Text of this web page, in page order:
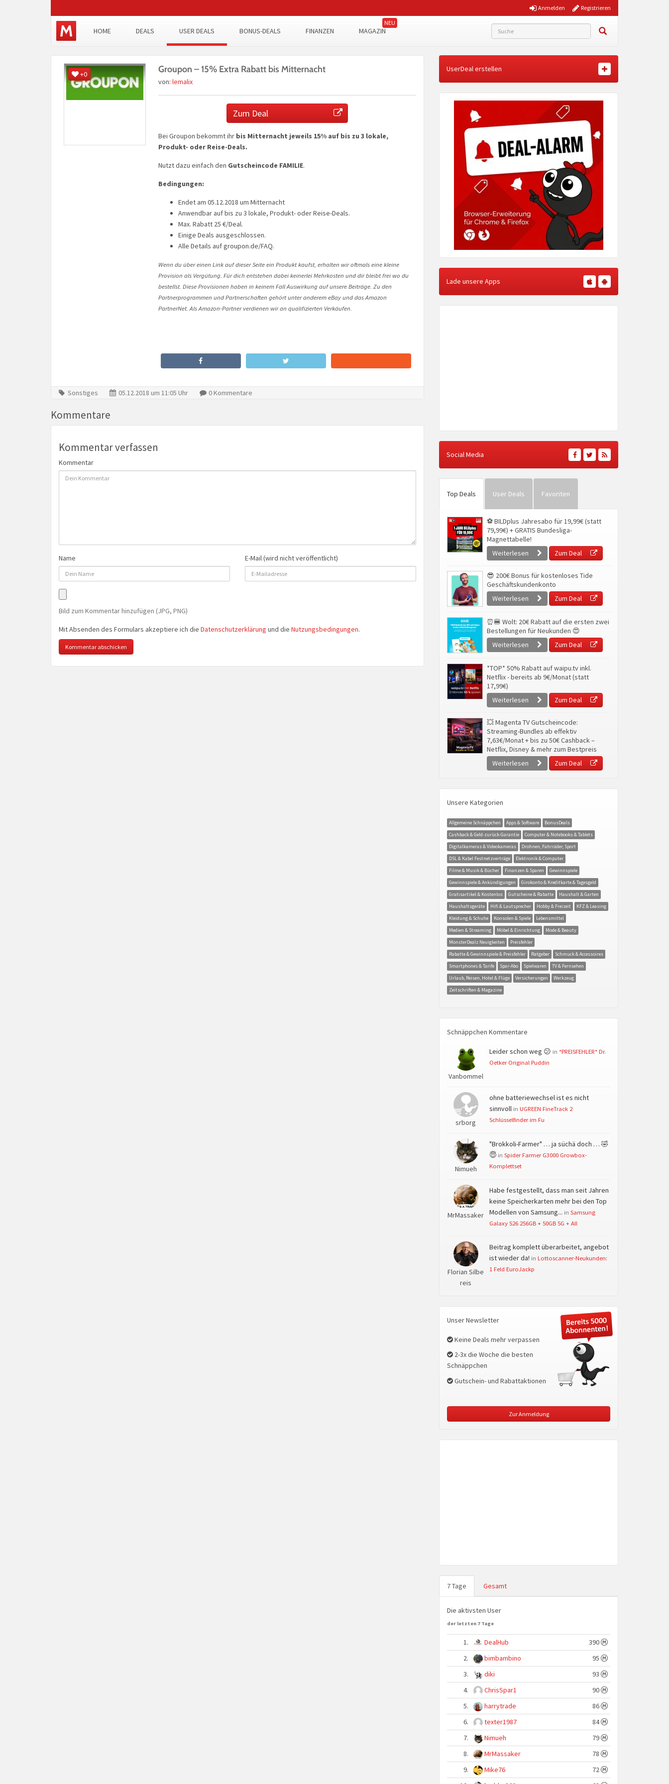
Registrieren
Anmelden
HOME DEALS USER DEALS BONUS-DEALS FINANZEN MAGAZIN
+0 Groupon – 15% Extra Rabatt bis Mitternacht
von: lemalix
Zum Deal
Bei Groupon bekommt ihr bis Mitternacht jeweils 15% auf bis zu 3 lokale,
Produkt- oder Reise-Deals.
Nutzt dazu einfach den Gutscheincode FAMILIE.
Bedingungen:
Endet am 05.12.2018 um Mitternacht
Anwendbar auf bis zu 3 lokale, Produkt- oder Reise-Deals.
Max. Rabatt 25 €/Deal.
Einige Deals ausgeschlossen.
Alle Details auf groupon.de/FAQ.
Wenn du über einen Link auf dieser Seite ein Produkt kaufst, erhalten wir oftmals eine kleine
Provision als Vergütung. Für dich entstehen dabei keinerlei Mehrkosten und dir bleibt frei wo du
bestellst. Diese Provisionen haben in keinem Fall Auswirkung auf unsere Beiträge. Zu den
Partnerprogrammen und Partnerschaften gehört unter anderem eBay und das Amazon
PartnerNet. Als Amazon-Partner verdienen wir an qualifizierten Verkäufen.
Sonstiges 05.12.2018 um 11:05 Uhr 0 Kommentare
Kommentare
Kommentar verfassen
Kommentar
Name E-Mail (wird nicht veröffentlicht)
Bild zum Kommentar hinzufügen (JPG, PNG)
Mit Absenden des Formulars akzeptiere ich die Datenschutzerklärung und die Nutzungsbedingungen.
UserDeal erstellen
Lade unsere Apps
Social Media
Top Deals User Deals Favoriten
⚽ BILDplus Jahresabo für 19,99€ (statt
79,99€) + GRATIS Bundesliga-
Magnettabelle!
Weiterlesen
Zum Deal
😎 200€ Bonus für kostenloses Tide
Geschäftskundenkonto
Weiterlesen
Zum Deal
⏰🍔 Wolt: 20€ Rabatt auf die ersten zwei
Bestellungen für Neukunden 😍
Weiterlesen
Zum Deal
*TOP* 50% Rabatt auf waipu.tv inkl.
Netflix - bereits ab 9€/Monat (statt
17,99€)
Weiterlesen
Zum Deal
💥 Magenta TV Gutscheincode:
Streaming-Bundles ab effektiv
7,63€/Monat + bis zu 50€ Cashback –
Netflix, Disney & mehr zum Bestpreis
Weiterlesen
Zum Deal
Unsere Kategorien
Allgemeine Schnäppchen Apps & Software
BonusDeals
Cashback & Geld-zurück-Garantie
Computer & Notebooks & Tablets
Digitalkameras & Videokameras
Drohnen, Fahrräder, Sport
DSL & Kabel Festnetzverträge
Elektronik & Computer
Filme & Musik & Bücher
Finanzen & Sparen
Gewinnspiele
Gewinnspiele & Ankündigungen
Girokonto & Kreditkarte & Tagesgeld
Gratisartikel & Kostenlos
Gutscheine & Rabatte
Haushalt & Garten
Haushaltsgeräte
Hifi & Lautsprecher Hobby & Freizeit
KFZ & Leasing
Kleidung & Schuhe
Konsolen & Spiele
Lebensmittel
Medien & Streaming
Möbel & Einrichtung
Mode & Beauty
MonsterDealz Neuigkeiten
Preisfehler
Rabatte & Gewinnspiele & Preisfehler
Ratgeber
Schmuck & Accessoires
Smartphones & Tarife
Spar-Abo Spielwaren
TV & Fernsehen
Urlaub, Reisen, Hotel & Flüge
Versicherungen
Werkzeug
Zeitschriften & Magazine
Schnäppchen Kommentare
Vanbommel
Leider schon weg 😕 in *PREISFEHLER* Dr.
Oetker Original Puddin
srborg
ohne batteriewechsel ist es nicht
sinnvoll in UGREEN FineTrack 2
Schlüsselfinder im Fu
Nimueh
"Brokkoli-Farmer" … ja süchä doch … 🤣
😇 in Spider Farmer G3000 Growbox-
Komplettset
MrMassaker
Habe festgestellt, dass man seit Jahren
keine Speicherkarten mehr bei den Top
Modellen von Samsung... in Samsung
Galaxy S26 256GB + 50GB 5G + All
Florian Silbe
reis
Beitrag komplett überarbeitet, angebot
ist wieder da! in Lottoscanner-Neukunden:
1 Feld EuroJackp
Unser Newsletter
Keine Deals mehr verpassen
2-3x die Woche die besten
Schnäppchen
Gutschein- und Rabattaktionen
Zur Anmeldung
7 Tage Gesamt
Die aktivsten User
der letzten 7 Tage
1. DealHub
390
2.
bimbambino
95
3.
diki
93
4.
ChrisSpar1
90
5.
harrytrade
86
6.
texter1987
84
7.
Nimueh
79
8.
MrMassaker
78
9.
Mike76
72